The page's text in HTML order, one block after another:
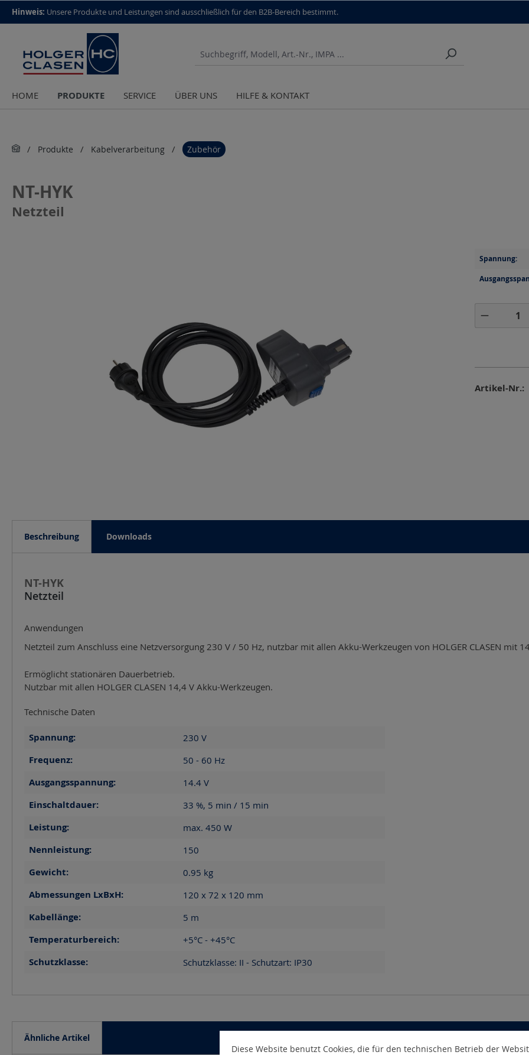
top scroll helper
Hinweis: Unsere Produkte und Leistungen sind aus­schließlich für den B2B-Bereich bestimmt.
HOME PRODUKTE SERVICE ÜBER UNS HILFE & KONTAKT
Produkte Kabelverarbeitung Zubehör
NT-HYK
Netzteil
Spannung:
Artikel-Nr.:
Beschreibung Downloads
NT-HYK
Netzteil
Anwendungen
Netzteil zum Anschluss eine Netzversorgung 230 V / 50 Hz, nutzbar mit allen Akku-Werkzeugen von HOLGER CLASEN mit
Ermöglicht stationären Dauerbetrieb.
Nutzbar mit allen HOLGER CLASEN 14,4 V Akku-Werkzeugen.
Technische Daten
Spannung: 230 V
Frequenz: 50 - 60 Hz
Ausgangsspannung: 14.4 V
Einschaltdauer: 33 %, 5 min / 15 min
Leistung: max. 450 W
Nennleistung: 150
Gewicht: 0.95 kg
Abmessungen LxBxH: 120 x 72 x 120 mm
Kabellänge: 5 m
Temperaturbereich: +5°C - +45°C
Schutzklasse: Schutzklasse: II - Schutzart: IP30
Ähnliche Artikel
Diese Website benutzt Cookies, die für den technischen Betrieb der